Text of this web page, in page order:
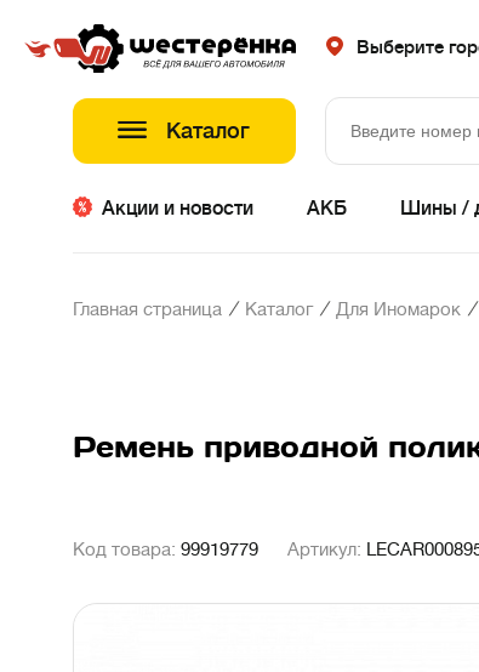
Выберите
Каталог
Акции и новости АКБ Шины /
Главная страница / Каталог / Для Иномарок /
Ремень приводной
Код товара: 99919779 Артикул: